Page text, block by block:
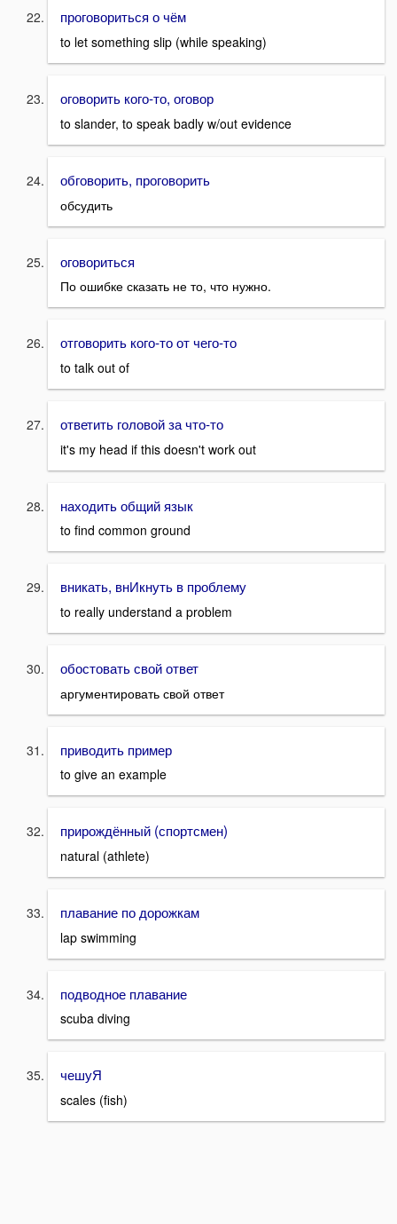
проговориться о чём
to let something slip (while speaking)
оговорить кого-то, оговор
to slander, to speak badly w/out evidence
обговорить, проговорить
обсудить
оговориться
По ошибке сказать не то, что нужно.
отговорить кого-то от чего-то
to talk out of
ответить головой за что-то
it's my head if this doesn't work out
находить общий язык
to find common ground
вникать, внИкнуть в проблему
to really understand a problem
обостовать свой ответ
аргументировать свой ответ
приводить пример
to give an example
прирождённый (спортсмен)
natural (athlete)
плавание по дорожкам
lap swimming
подводное плавание
scuba diving
чешуЯ
scales (fish)